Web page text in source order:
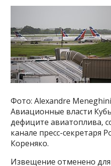
Фото: Alexandre
Авиационные власти
дефиците авиатоплива,
канале пресс-секретаря
Кореняко.
Извещение отменено для